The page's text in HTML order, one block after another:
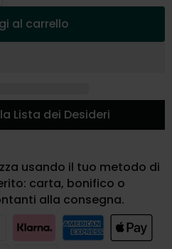
al carrello
Lista dei Desideri
usando il tuo metodo di
carta, bonifico o
alla consegna.